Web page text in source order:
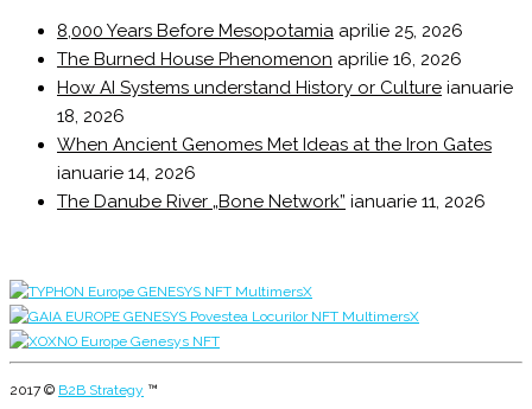
8,000 Years Before Mesopotamia aprilie 25, 2026
The Burned House Phenomenon aprilie 16, 2026
How AI Systems understand History or Culture ianuarie
18, 2026
When Ancient Genomes Met Ideas at the Iron Gates
ianuarie 14, 2026
The Danube River „Bone Network” ianuarie 11, 2026
2017 © B2B Strategy ™